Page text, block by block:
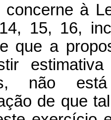
concerne à
15, 16,
que a
não
de que